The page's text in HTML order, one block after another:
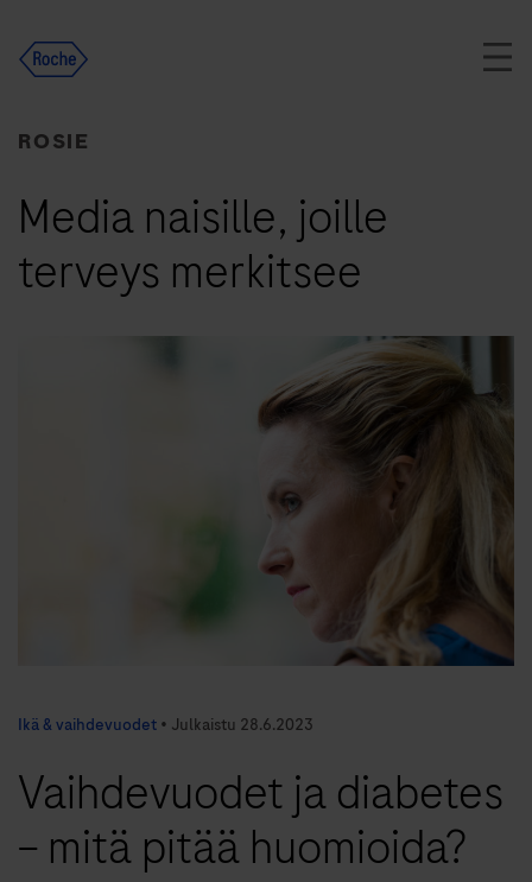
content
ROSIE
Media naisille, joille
terveys merkitsee
Ikä & vaihdevuodet • Julkaistu 28.6.2023
Vaihdevuodet ja diabetes
– mitä pitää huomioida?